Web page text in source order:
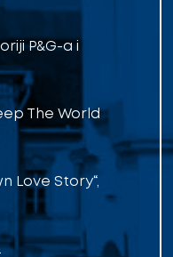
P&G-a i
The World
Love Story“,